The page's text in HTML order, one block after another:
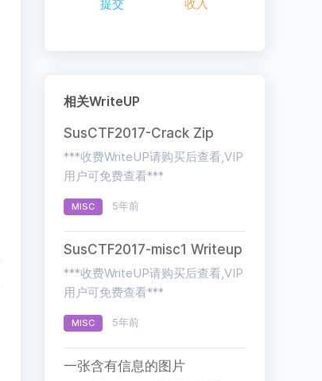
提交 收入
相关WriteUP
SusCTF2017-Crack Zip
***收费WriteUP请购买后查看,VIP
用户可免费查看***
MISC 5年前
SusCTF2017-misc1 Writeup
***收费WriteUP请购买后查看,VIP
用户可免费查看***
MISC 5年前
一张含有信息的图片